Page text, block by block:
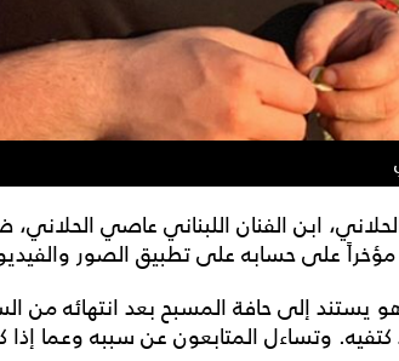
ابن الفنان اللبناني عاصي
على حسابه على تطبيق الصور
يستند إلى حافة المسبح بعد انتهائه من
وتساءل المتابعون عن سببه وعما إذا